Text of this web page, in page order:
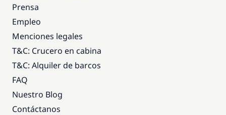
Prensa
Empleo
Menciones legales
T&C: Crucero en cabina
T&C: Alquiler de barcos
FAQ
Nuestro Blog
Contáctanos